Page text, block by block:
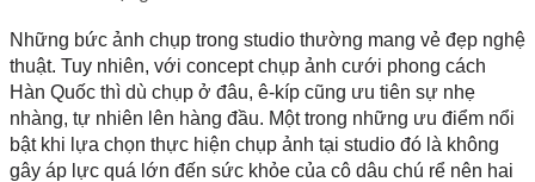
Những bức ảnh chụp trong studio thường mang vẻ đẹp nghệ
thuật. Tuy nhiên, với concept chụp ảnh cưới phong cách
Hàn Quốc thì dù chụp ở đâu, ê-kíp cũng ưu tiên sự nhẹ
nhàng, tự nhiên lên hàng đầu. Một trong những ưu điểm nổi
bật khi lựa chọn thực hiện chụp ảnh tại studio đó là không
gây áp lực quá lớn đến sức khỏe của cô dâu chú rể nên hai